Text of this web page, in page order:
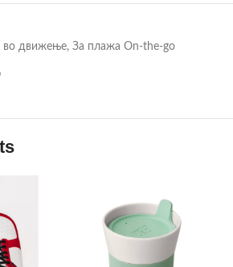
во движење, За плажа On-the-go